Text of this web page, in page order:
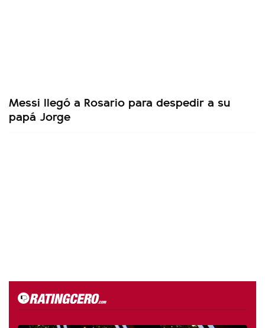
Messi llegó a Rosario para despedir a su
papá Jorge